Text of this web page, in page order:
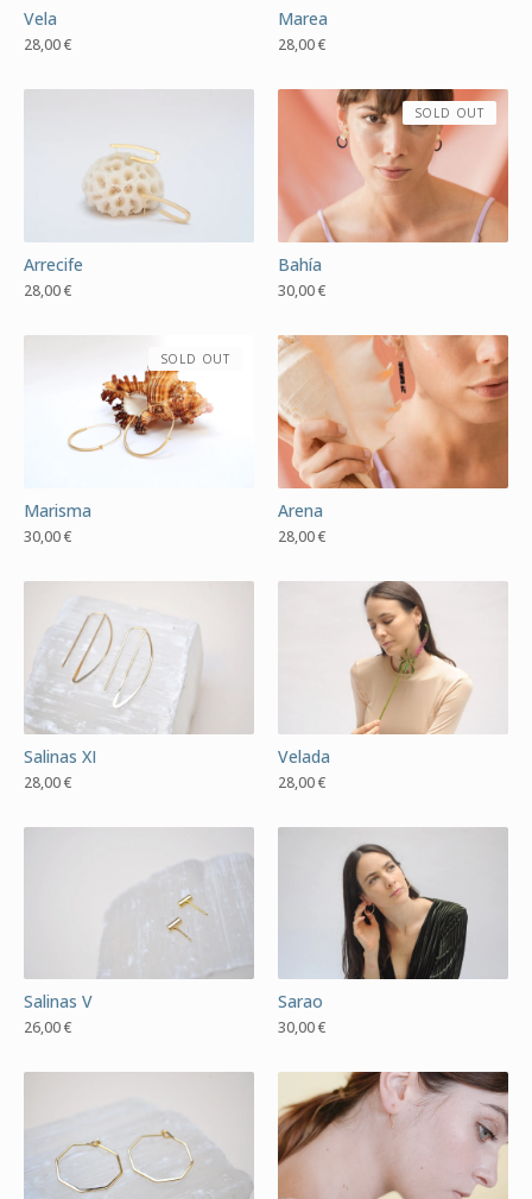
Vela
28,00€
Marea
28,00€
Arrecife
28,00€
Bahía
30,00€
SOLD OUT
Marisma
30,00€
SOLD OUT
Arena
28,00€
Salinas XI
28,00€
Velada
28,00€
Salinas V
26,00€
Sarao
30,00€